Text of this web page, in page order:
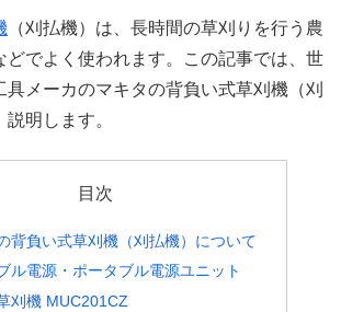
（刈払機）は、長時間の草刈りを行う農
どでよく使われます。この記事では、世
具メーカのマキタの背負い式草刈機（刈
明します。
目次
背負い式草刈機（刈払機）について
ル電源・ポータブル電源ユニット
刈機 MUC201CZ